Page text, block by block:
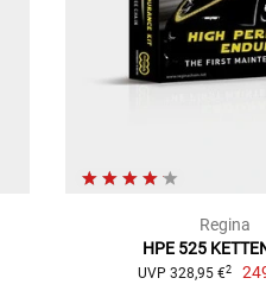
Regina
HPE 525
UVP 328,95 €2